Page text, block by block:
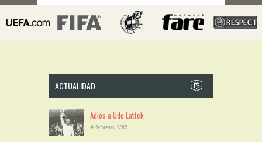
ACTUALIDAD
Adiós a Udo Lattek
4 febrero, 2015